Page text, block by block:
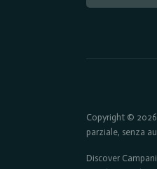
Copyright ©
parziale, senza
Discover